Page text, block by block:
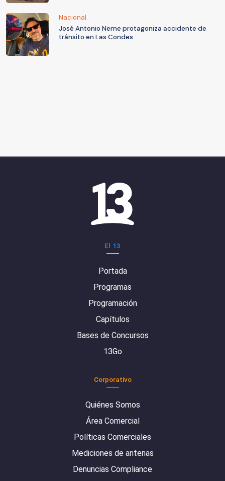
Nacional
José Antonio Neme protagoniza accidente de
tránsito en Las Condes
El 13
Portada
Programas
Programación
Capítulos
Bases de Concursos
13Go
Corporativo
Quiénes Somos
Área Comercial
Políticas Comerciales
Mediciones de antenas
Denuncias Compliance